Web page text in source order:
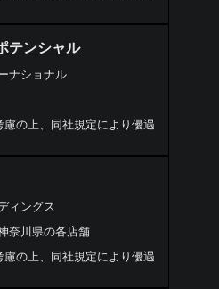
テンシャル
ナショナル
の上、同社規定により優遇
ィングス
川県の各店舗
の上、同社規定により優遇